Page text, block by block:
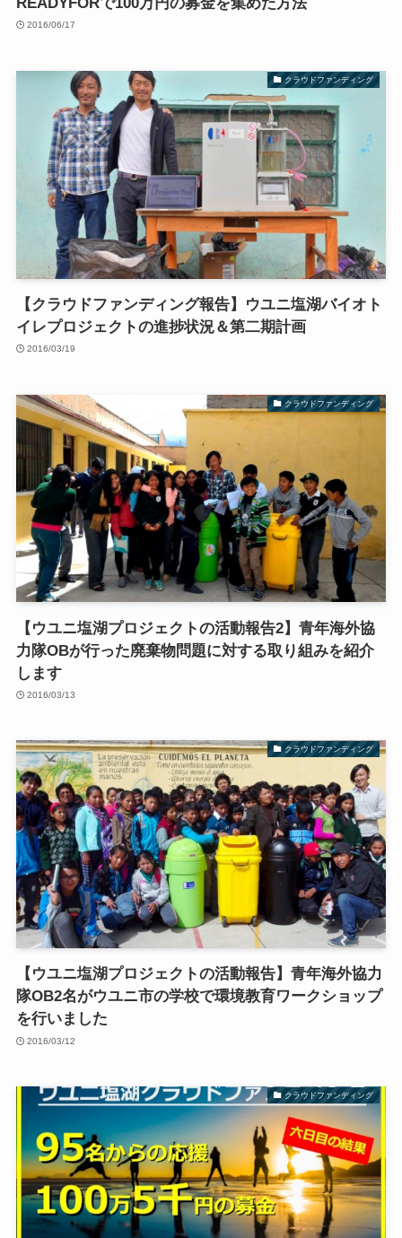
2016/06/17
クラウドファンディング
【クラウドファンディング報告】ウユニ塩湖バイオト
イレプロジェクトの進捗状況＆第二期計画
2016/03/19
クラウドファンディング
【ウユニ塩湖プロジェクトの活動報告2】青年海外協
力隊OBが行った廃棄物問題に対する取り組みを紹介
します
2016/03/13
クラウドファンディング
【ウユニ塩湖プロジェクトの活動報告】青年海外協力
隊OB2名がウユニ市の学校で環境教育ワークショップ
を行いました
2016/03/12
クラウドファンディング